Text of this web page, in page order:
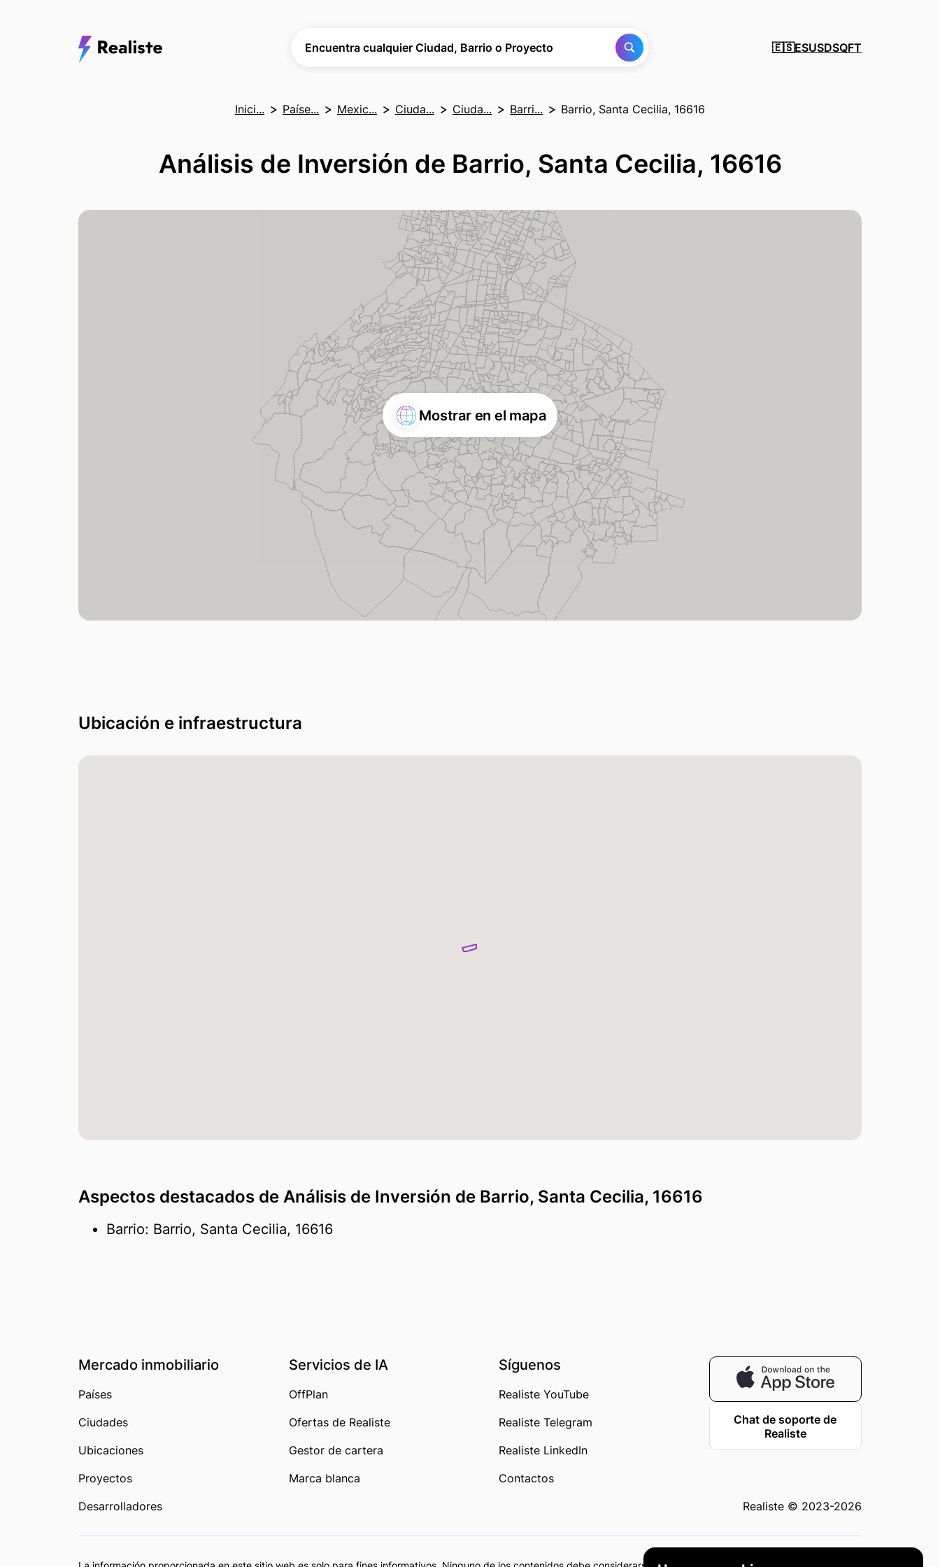
Encuentra cualquier Ciudad, Barrio o Proyecto
🇪🇸ESUSDSQFT
Inici... Paíse... Mexic... Ciuda... Ciuda... Barri... Barrio, Santa Cecilia, 16616
Análisis de Inversión de Barrio, Santa Cecilia, 16616
Mostrar en el mapa
Ubicación e infraestructura
Aspectos destacados de Análisis de Inversión de Barrio, Santa Cecilia, 16616
Barrio: Barrio, Santa Cecilia, 16616
Mercado inmobiliario
Países
Ciudades
Ubicaciones
Proyectos
Desarrolladores
Servicios de IA
OffPlan
Ofertas de Realiste
Gestor de cartera
Marca blanca
Síguenos
Realiste YouTube
Realiste Telegram
Realiste LinkedIn
Contactos
Chat de soporte de
Realiste
Realiste © 2023-2026